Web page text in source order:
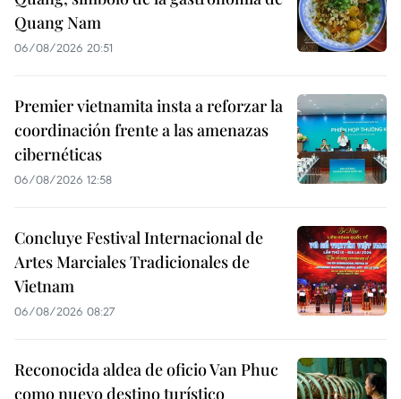
Quang Nam
06/08/2026 20:51
Premier vietnamita insta a reforzar la
coordinación frente a las amenazas
cibernéticas
06/08/2026 12:58
Concluye Festival Internacional de
Artes Marciales Tradicionales de
Vietnam
06/08/2026 08:27
Reconocida aldea de oficio Van Phuc
como nuevo destino turístico